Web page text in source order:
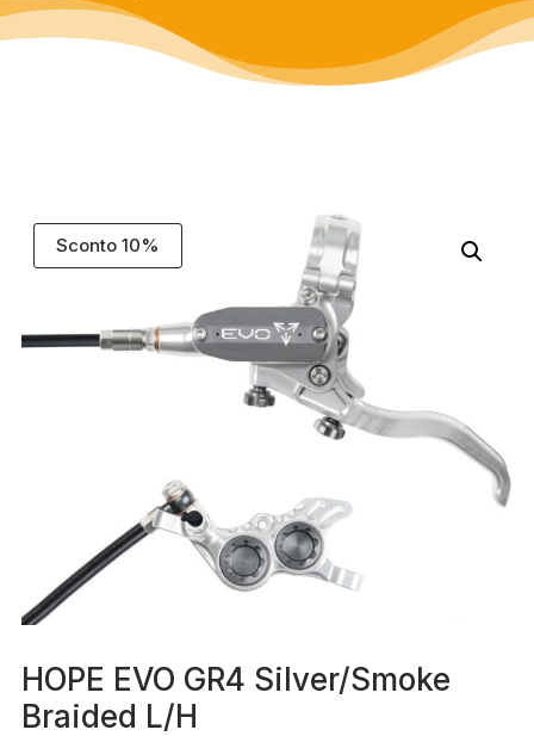
Sconto 10%
HOPE EVO GR4 Silver/Smoke
Braided L/H